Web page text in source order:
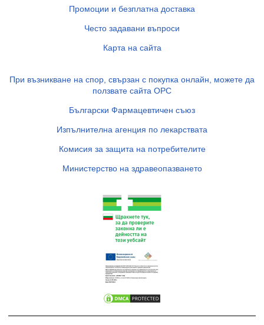
Промоции и безплатна доставка
Често задавани въпроси
Карта на сайта
При възникване на спор, свързан с покупка онлайн, можете да
ползвате сайта ОРС
Български Фармацевтичен съюз
Изпълнителна агенция по лекарствата
Комисия за защита на потребителите
Министерство на здравеопазването